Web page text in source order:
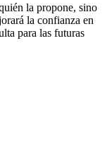
la propone, sino
la confianza en
para las futuras